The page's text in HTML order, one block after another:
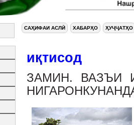
САҲИФАИ АСЛӢ ХАБАРҲО ҲУҶҶАТҲО
иқтисод
ЗАМИН. ВАЗЪИ